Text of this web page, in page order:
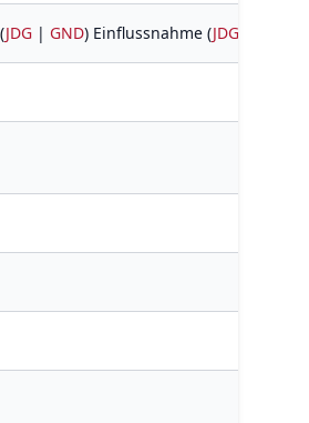
JDG | GND) Einflussnahme (JDG